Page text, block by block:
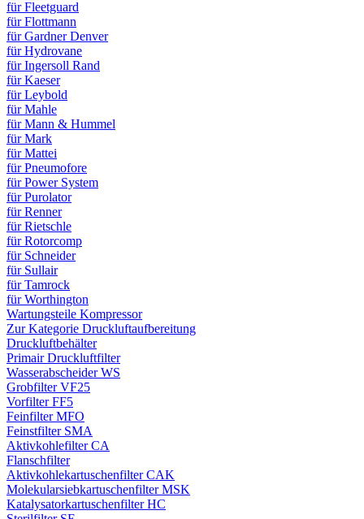
für Fleetguard
für Flottmann
für Gardner Denver
für Hydrovane
für Ingersoll Rand
für Kaeser
für Leybold
für Mahle
für Mann & Hummel
für Mark
für Mattei
für Pneumofore
für Power System
für Purolator
für Renner
für Rietschle
für Rotorcomp
für Schneider
für Sullair
für Tamrock
für Worthington
Wartungsteile Kompressor
Zur Kategorie Druckluftaufbereitung
Druckluftbehälter
Primair Druckluftfilter
Wasserabscheider WS
Grobfilter VF25
Vorfilter FF5
Feinfilter MFO
Feinstfilter SMA
Aktivkohlefilter CA
Flanschfilter
Aktivkohlekartuschenfilter CAK
Molekularsiebkartuschenfilter MSK
Katalysatorkartuschenfilter HC